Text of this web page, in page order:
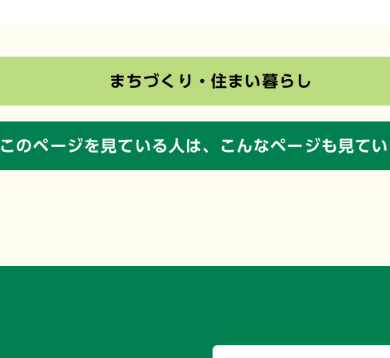
まちづくり・住まい暮らし
このページを見ている人は、 こんなページも見て